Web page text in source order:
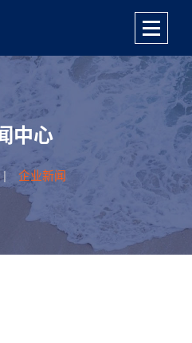
中心
企业新闻